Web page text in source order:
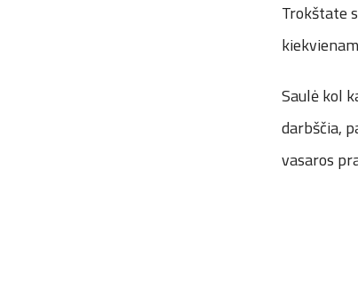
Trokštate
Saulė kol
darbščia,
vasaros